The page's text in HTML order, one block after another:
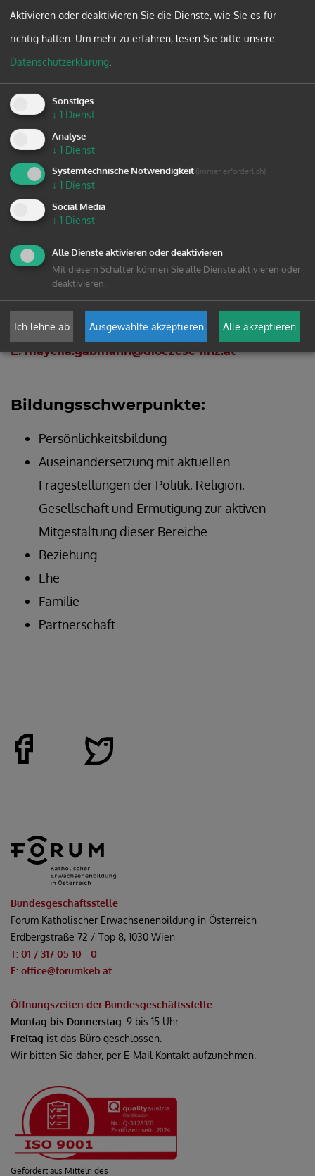
Kapuzinerstraße 84
T: +43 732 7610 3511
E: beziehungleben@dioezese-linz.at
www.beziehungleben.at
Mag.a Mayella Gabmann
T: +43 676 8776-3345
E: mayella.gabmann@dioezese-linz.at
Bildungsschwerpunkte:
Persönlichkeitsbildung
Auseinandersetzung mit aktuellen
Fragestellungen der Politik, Religion,
Gesellschaft und Ermutigung zur aktiven
Mitgestaltung dieser Bereiche
Beziehung
Ehe
Familie
Partnerschaft
Bundesgeschäftsstelle
Forum Katholischer Erwachsenenbildung in Österreich
Erdbergstraße 72 / Top 8, 1030 Wien
T: 01 / 317 05 10 - 0
E: office@forumkeb.at
Öffnungszeiten der Bundesgeschäftsstelle:
Montag bis Donnerstag: 9 bis 15 Uhr
Freitag ist das Büro geschlossen.
Wir bitten Sie daher, per E-Mail Kontakt aufzunehmen.
Gefördert aus Mitteln des
Aktivieren oder deaktivieren Sie die Dienste, wie Sie es für
richtig halten. Um mehr zu erfahren, lesen Sie bitte unsere
Datenschutzerklärung
Sonstiges
↓ 1 Dienst
Analyse
↓ 1 Dienst
Systemtechnische Notwendigkeit (immer erforderlich)
↓ 1 Dienst
Social Media
↓ 1 Dienst
Alle Dienste aktivieren oder deaktivieren
Mit diesem Schalter können Sie alle Dienste aktivieren oder
deaktivieren.
Ich lehne ab Ausgewählte akzeptieren Alle akzeptieren